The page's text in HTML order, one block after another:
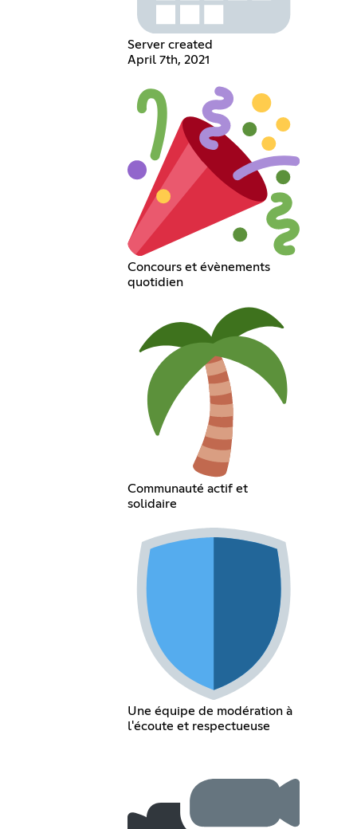
Server created
April 7th, 2021
Concours et évènements
quotidien
Communauté actif et
solidaire
Une équipe de modération à
l'écoute et respectueuse